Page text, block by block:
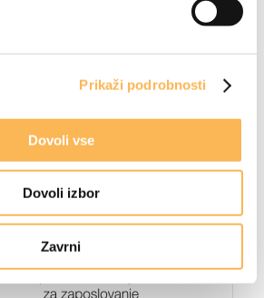
Prikaži podrobnosti
Dovoli vse
Dovoli izbor
Zavrni